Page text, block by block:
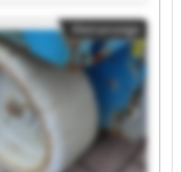
GmbH Formplast
Formplast GmbH
GmbH Formplast
Formplast GmbH
Kleinanzeige